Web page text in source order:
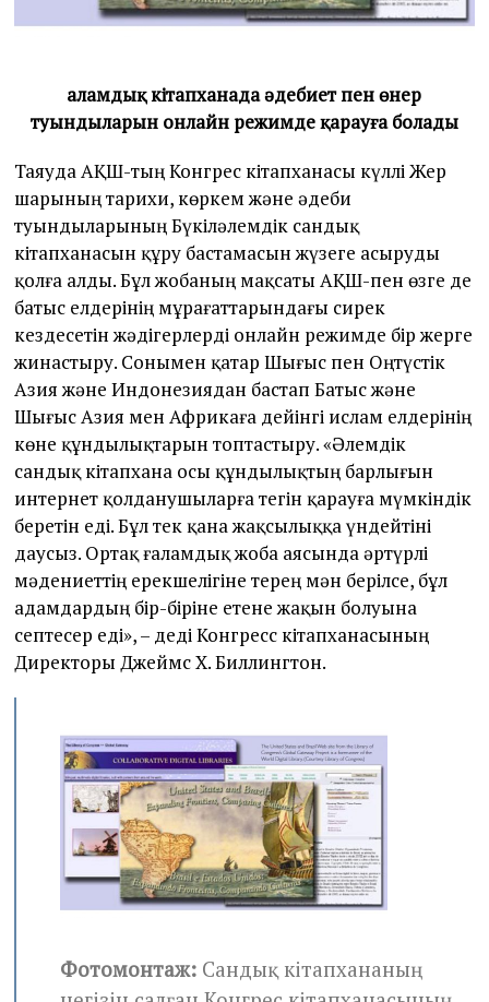
Ғаламдық кітапханада әдебиет пен өнер
туындыларын онлайн режимде қарауға болады
Таяуда АҚШ-тың Конгрес кітапханасы күллі Жер
шарының тарихи, көркем және әдеби
туындыларының Бүкіләлемдік сандық
кітапханасын құру бастамасын жүзеге асыруды
қолға алды. Бұл жобаның мақсаты АҚШ-пен өзге де
батыс елдерінің мұрағаттарындағы сирек
кездесетін жәдігерлерді онлайн режимде бір жерге
жинастыру. Сонымен қатар Шығыс пен Оңтүстік
Азия және Индонезиядан бастап Батыс және
Шығыс Азия мен Африкаға дейінгі ислам елдерінің
көне құндылықтарын топтастыру. «Әлемдік
сандық кітапхана осы құндылықтың барлығын
интернет қолданушыларға тегін қарауға мүмкіндік
беретін еді. Бұл тек қана жақсылыққа үндейтіні
даусыз. Ортақ ғаламдық жоба аясында әртүрлі
мәдениеттің ерекшелігіне терең мән берілсе, бұл
адамдардың бір-біріне етене жақын болуына
септесер еді», – деді Конгресс кітапханасының
Директоры Джеймс Х. Биллингтон.
Фотомонтаж: Сандық кітапхананың